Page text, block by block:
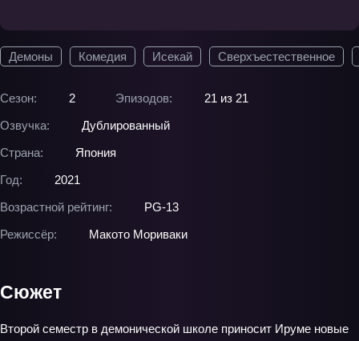
Демоны Комедия Исекай Сверхъестественное
Сезон: 2 Эпизодов:
21 из 21
Озвучка:
Дублированный
Страна:
Япония
Год:
2021
Возрастной рейтинг:
PG-13
Режиссёр:
Макото Мориваки
Сюжет
Второй семестр в демонической школе приносит Ируме новые